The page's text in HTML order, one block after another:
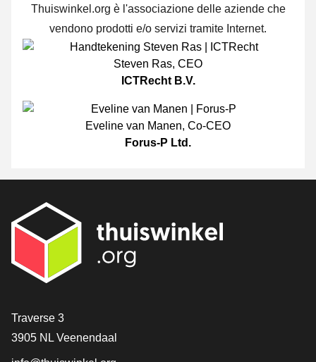
Thuiswinkel.org è l'associazione delle aziende che
vendono prodotti e/o servizi tramite Internet.
Steven Ras, CEO
ICTRecht B.V.
Eveline van Manen, Co-CEO
Forus-P Ltd.
[_General:Contact]
Traverse 3
3905 NL Veenendaal